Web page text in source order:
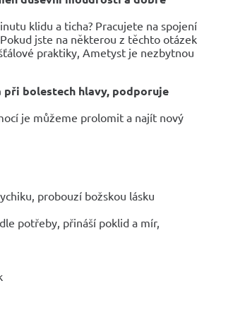
klidu a ticha? Pracujete na spojení
jste na některou z těchto otázek
praktiky, Ametyst je nezbytnou
při bolestech hlavy, podporuje
je můžeme prolomit a najít nový
probouzí božskou lásku
potřeby, přináší poklid a mír,